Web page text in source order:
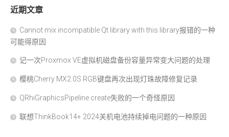
近期文章
Cannot mix incompatible Qt library with this library报错的一种
可能得原因
记一次Proxmox VE虚拟机磁盘备份容量异常变大问题的处理
樱桃Cherry MX2.0S RGB键盘再次出现灯珠故障修复记录
QRhiGraphicsPipeline create失败的一个奇怪原因
联想ThinkBook14+ 2024关机电池持续掉电问题的一种原因